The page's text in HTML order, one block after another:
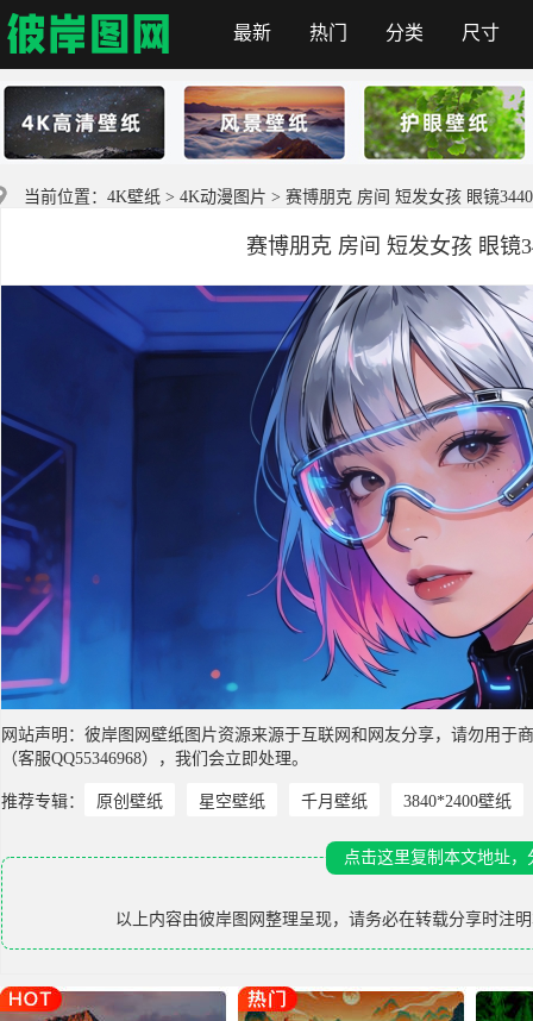
首页
最新 热门 分类 尺寸
当前位置： 4K壁纸 > 4K动漫图片 > 赛博朋克 房间 短发女孩 眼镜
赛博朋克 房间 短发女孩 眼镜
网站声明：彼岸图网壁纸图片资源来源于互联网和网友分享，请勿用
（客服QQ55346968），我们会立即处理。
推荐专辑： 原创壁纸 星空壁纸 千月壁纸 3840*2400壁纸
点击这里复制本文地址
以上内容由彼岸图网 整理呈现，请务必在转载分享时注